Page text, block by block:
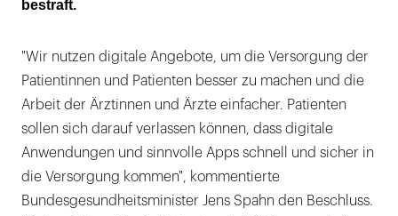
bestraft.
"Wir nutzen digitale Angebote, um die Versorgung der
Patientinnen und Patienten besser zu machen und die
Arbeit der Ärztinnen und Ärzte einfacher. Patienten
sollen sich darauf verlassen können, dass digitale
Anwendungen und sinnvolle Apps schnell und sicher in
die Versorgung kommen", kommentierte
Bundesgesundheitsminister Jens Spahn den Beschluss.